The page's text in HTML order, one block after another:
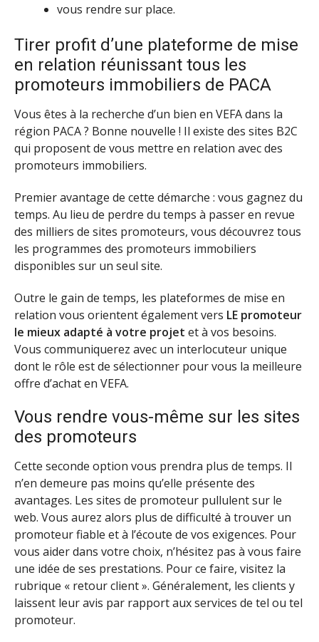
vous rendre sur place.
Tirer profit d’une plateforme de mise
en relation réunissant tous les
promoteurs immobiliers de PACA
Vous êtes à la recherche d’un bien en VEFA dans la
région PACA ? Bonne nouvelle ! Il existe des sites B2C
qui proposent de vous mettre en relation avec des
promoteurs immobiliers.
Premier avantage de cette démarche : vous gagnez du
temps. Au lieu de perdre du temps à passer en revue
des milliers de sites promoteurs, vous découvrez tous
les programmes des promoteurs immobiliers
disponibles sur un seul site.
Outre le gain de temps, les plateformes de mise en
relation vous orientent également vers LE promoteur
le mieux adapté à votre projet et à vos besoins.
Vous communiquerez avec un interlocuteur unique
dont le rôle est de sélectionner pour vous la meilleure
offre d’achat en VEFA.
Vous rendre vous-même sur les sites
des promoteurs
Cette seconde option vous prendra plus de temps. Il
n’en demeure pas moins qu’elle présente des
avantages. Les sites de promoteur pullulent sur le
web. Vous aurez alors plus de difficulté à trouver un
promoteur fiable et à l’écoute de vos exigences. Pour
vous aider dans votre choix, n’hésitez pas à vous faire
une idée de ses prestations. Pour ce faire, visitez la
rubrique « retour client ». Généralement, les clients y
laissent leur avis par rapport aux services de tel ou tel
promoteur.